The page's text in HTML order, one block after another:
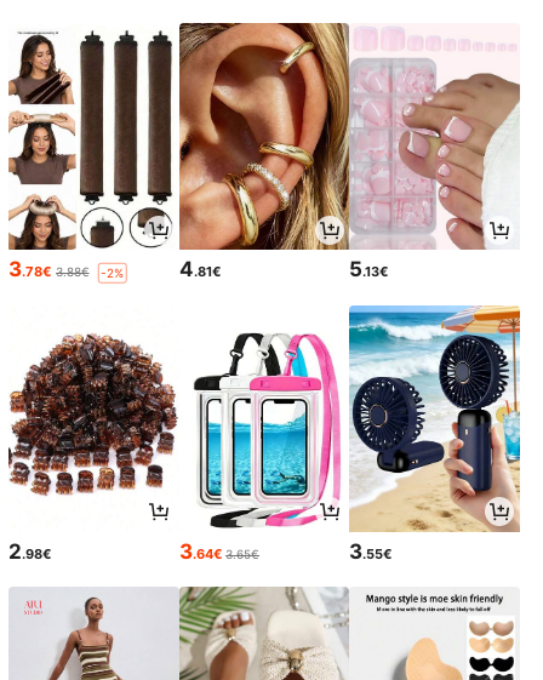
3.78€ 3.88€ -2% 4.81€ 5.13€
2.98€ 3.64€ 3.65€ 3.55€